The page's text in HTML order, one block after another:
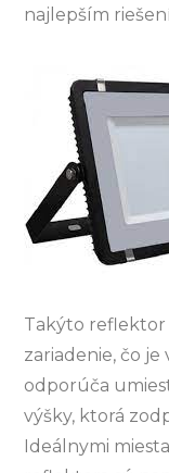
najlepším
Takýto reflektor
zariadenie, čo
odporúča
výšky, ktorá
Ideálnymi